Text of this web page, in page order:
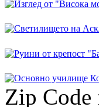
Zip Code